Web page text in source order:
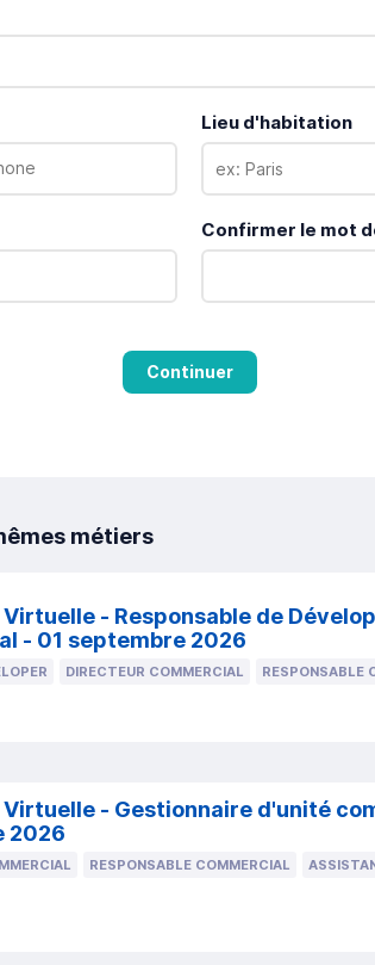
Lieu d'habitation
Confirmer le mot
Continuer
métiers
- Responsable de
- 01 septembre 2026
DIRECTEUR COMMERCIAL RESPONSABLE
- Gestionnaire d'unité
2026
RESPONSABLE COMMERCIAL